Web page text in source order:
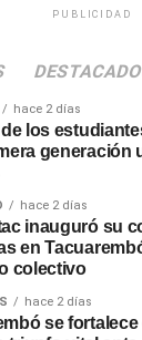
de
en el
de
PUBLICIDAD
hace 2 días
de los
generación
hace 2 días
inauguró su
en
colectivo
hace 2 días
se